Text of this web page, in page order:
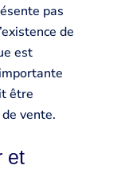
pas
de
est
être
vente.
et